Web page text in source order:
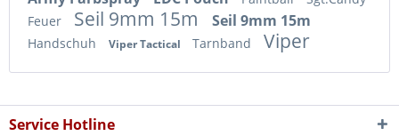
Feuer
Seil 9mm 15m Seil 9mm 15m
Handschuh Viper Tactical Tarnband Viper
Service Hotline